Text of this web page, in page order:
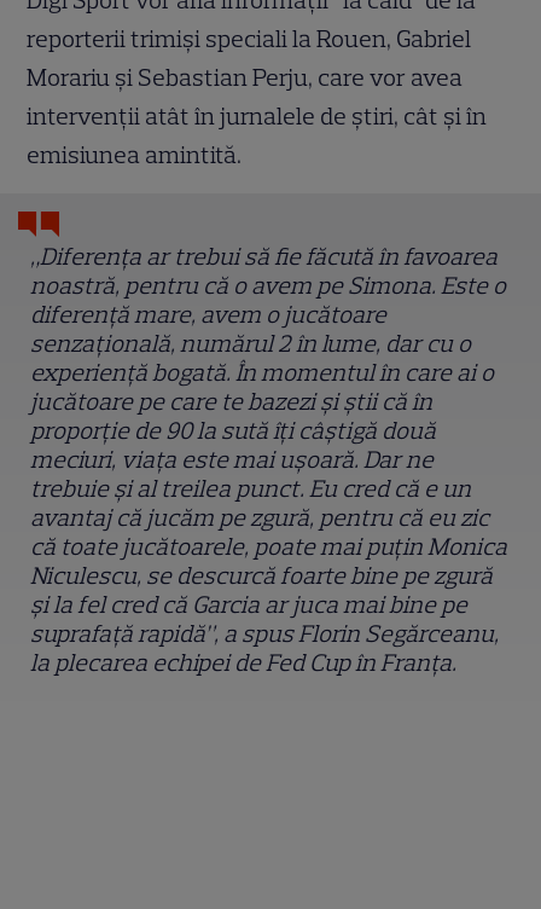
reporterii trimiși speciali la Rouen, Gabriel
Morariu și Sebastian Perju, care vor avea
intervenții atât în jurnalele de știri, cât și în
emisiunea amintită.
„Diferenţa ar trebui să fie făcută în favoarea
noastră, pentru că o avem pe Simona. Este o
diferenţă mare, avem o jucătoare
senzaţională, numărul 2 în lume, dar cu o
experienţă bogată. În momentul în care ai o
jucătoare pe care te bazezi şi ştii că în
proporţie de 90 la sută îţi câştigă două
meciuri, viaţa este mai uşoară. Dar ne
trebuie şi al treilea punct. Eu cred că e un
avantaj că jucăm pe zgură, pentru că eu zic
că toate jucătoarele, poate mai puţin Monica
Niculescu, se descurcă foarte bine pe zgură
şi la fel cred că Garcia ar juca mai bine pe
suprafaţă rapidă”, a spus Florin Segărceanu,
la plecarea echipei de Fed Cup în Franţa.